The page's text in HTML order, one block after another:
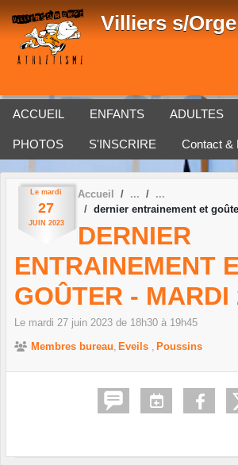
Villiers s/
ACCUEIL ENFANTS ADULTES
PHOTOS S'INSCRIRE Contact &
Le mardi
27
JUIN 2023
Accueil
dernier entrainement et
DERNIER
ENTRAINEMENT
GOÛTER - MARDI
Le mardi 27 juin 2023 de 18h30 à 19h45
Membres bureau Eveils Poussins
Panneau de gestion des cookies